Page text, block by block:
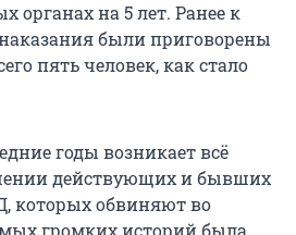
органах на 5 лет. Ранее к
были приговорены
пять человек, как стало
годы возникает всё
действующих и бывших
которых обвиняют во
громких историй была